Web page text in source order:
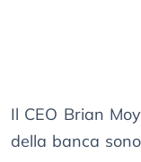
Il CEO Brian
della banca